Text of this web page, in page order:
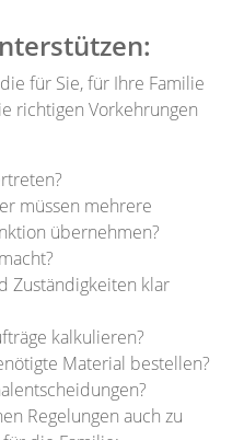
für Sie, für Ihre Familie
richtigen Vorkehrungen
müssen mehrere
übernehmen?
Zuständigkeiten klar
kalkulieren?
Material bestellen?
Regelungen auch zu